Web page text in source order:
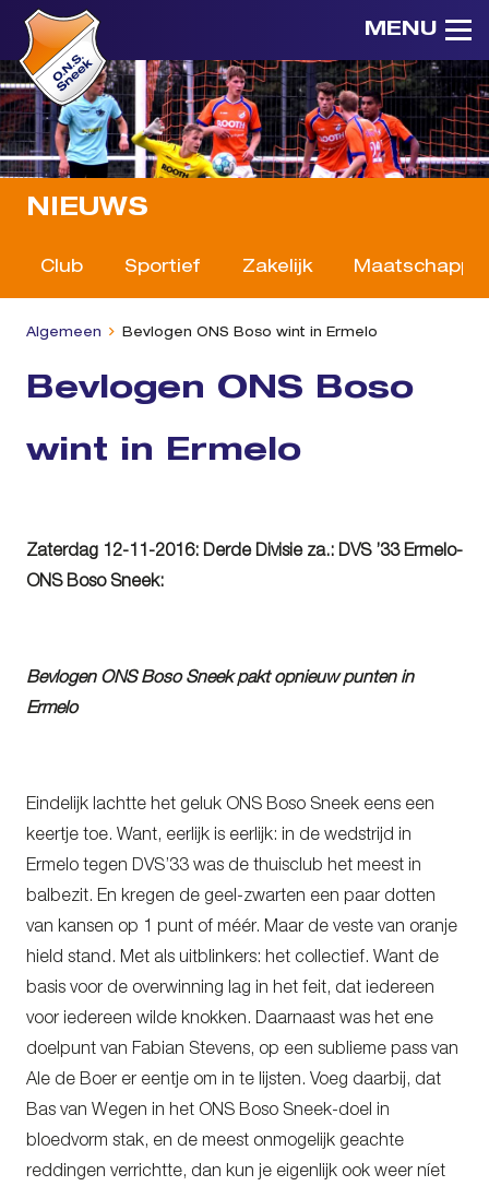
MENU
NIEUWS
Club Sportief Zakelijk
Algemeen Bevlogen ONS Boso wint in Ermelo
Bevlogen ONS Boso
wint in Ermelo
Zaterdag 12-11-2016: Derde Divisie za.: DVS ’33 Ermelo-
ONS Boso Sneek:
Bevlogen ONS Boso Sneek pakt opnieuw punten in
Ermelo
Eindelijk lachtte het geluk ONS Boso Sneek eens een
keertje toe. Want, eerlijk is eerlijk: in de wedstrijd in
Ermelo tegen DVS’33 was de thuisclub het meest in
balbezit. En kregen de geel-zwarten een paar dotten
van kansen op 1 punt of méér. Maar de veste van oranje
hield stand. Met als uitblinkers: het collectief. Want de
basis voor de overwinning lag in het feit, dat iedereen
voor iedereen wilde knokken. Daarnaast was het ene
doelpunt van Fabian Stevens, op een sublieme pass van
Ale de Boer er eentje om in te lijsten. Voeg daarbij, dat
Bas van Wegen in het ONS Boso Sneek-doel in
bloedvorm stak, en de meest onmogelijk geachte
reddingen verrichtte, dan kun je eigenlijk ook weer níet